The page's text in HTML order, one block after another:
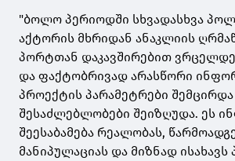
"ბოლო პერიოდში სხვადასხვა
აქტორის მხრიდან ანაკლიის
პორტთან დაკავშირებით
და ფაქტობრივად არასწორი
პროექტის პარამეტრები
შესაძლებლობები შეიზღუდა. ეს
შეესაბამება რეალობას,
მანიპულაციას და მიზნად